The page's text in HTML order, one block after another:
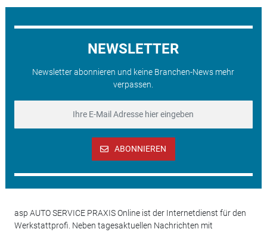
NEWSLETTER
Newsletter abonnieren und keine Branchen-News mehr
verpassen.
ABONNIEREN
asp AUTO SERVICE PRAXIS Online ist der Internetdienst für den
Werkstattprofi. Neben tagesaktuellen Nachrichten mit